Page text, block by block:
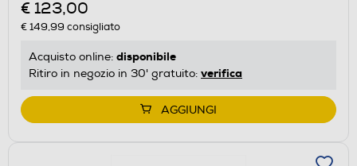
€ 123,00
€ 149,99 consigliato
Acquisto online: disponibile
Ritiro in negozio in 30' gratuito: verifica
AGGIUNGI